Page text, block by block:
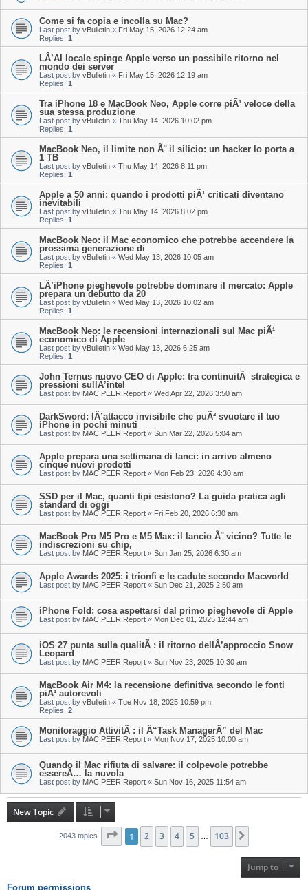
Come si fa copia e incolla su Mac?
Last post by vBulletin « Fri May 15, 2026 12:24 am
Replies: 1
LÂ’AI locale spinge Apple verso un possibile ritorno nel
mondo dei server
Last post by vBulletin « Fri May 15, 2026 12:19 am
Replies: 1
Tra iPhone 18 e MacBook Neo, Apple corre piÃ¹ veloce della
sua stessa produzione
Last post by vBulletin « Thu May 14, 2026 10:02 pm
Replies: 1
MacBook Neo, il limite non Ã¨ il silicio: un hacker lo porta a
1 TB
Last post by vBulletin « Thu May 14, 2026 8:11 pm
Replies: 1
Apple a 50 anni: quando i prodotti piÃ¹ criticati diventano
inevitabili
Last post by vBulletin « Thu May 14, 2026 8:02 pm
Replies: 1
MacBook Neo: il Mac economico che potrebbe accendere la
prossima generazione di
Last post by vBulletin « Wed May 13, 2026 10:05 am
Replies: 1
LÂ’iPhone pieghevole potrebbe dominare il mercato: Apple
prepara un debutto da 20
Last post by vBulletin « Wed May 13, 2026 10:02 am
Replies: 1
MacBook Neo: le recensioni internazionali sul Mac piÃ¹
economico di Apple
Last post by vBulletin « Wed May 13, 2026 6:25 am
Replies: 1
John Ternus nuovo CEO di Apple: tra continuitÃ strategica e
pressioni sullÂ’intel
Last post by MAC PEER Report « Wed Apr 22, 2026 3:50 am
DarkSword: lÂ’attacco invisibile che puÃ² svuotare il tuo
iPhone in pochi minuti
Last post by MAC PEER Report « Sun Mar 22, 2026 5:04 am
Apple prepara una settimana di lanci: in arrivo almeno
cinque nuovi prodotti
Last post by MAC PEER Report « Mon Feb 23, 2026 4:30 am
SSD per il Mac, quanti tipi esistono? La guida pratica agli
standard di oggi
Last post by MAC PEER Report « Fri Feb 20, 2026 6:30 am
MacBook Pro M5 Pro e M5 Max: il lancio Ã¨ vicino? Tutte le
indiscrezioni su chip,
Last post by MAC PEER Report « Sun Jan 25, 2026 6:30 am
Apple Awards 2025: i trionfi e le cadute secondo Macworld
Last post by MAC PEER Report « Sun Dec 21, 2025 2:50 am
iPhone Fold: cosa aspettarsi dal primo pieghevole di Apple
Last post by MAC PEER Report « Mon Dec 01, 2025 12:44 am
iOS 27 punta sulla qualitÃ : il ritorno dellÂ’approccio Snow
Leopard
Last post by MAC PEER Report « Sun Nov 23, 2025 10:30 am
MacBook Air M4: la recensione definitiva secondo le fonti
piÃ¹ autorevoli
Last post by vBulletin « Tue Nov 18, 2025 10:59 pm
Replies: 2
Monitoraggio AttivitÃ : il Â“Task ManagerÂ” del Mac
Last post by MAC PEER Report « Mon Nov 17, 2025 10:00 am
Quando il Mac rifiuta di salvare: il colpevole potrebbe
essereÂ… la nuvola
Last post by MAC PEER Report « Sun Nov 16, 2025 11:54 am
New Topic
2043 topics Page of 103
1 2 3 4 5 103
Jump to
Forum permissions